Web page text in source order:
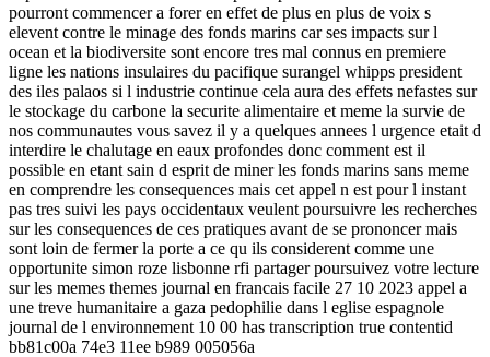
pourront commencer a forer en effet de plus en plus de voix s
elevent contre le minage des fonds marins car ses impacts sur l
ocean et la biodiversite sont encore tres mal connus en premiere
ligne les nations insulaires du pacifique surangel whipps president
des iles palaos si l industrie continue cela aura des effets nefastes sur
le stockage du carbone la securite alimentaire et meme la survie de
nos communautes vous savez il y a quelques annees l urgence etait d
interdire le chalutage en eaux profondes donc comment est il
possible en etant sain d esprit de miner les fonds marins sans meme
en comprendre les consequences mais cet appel n est pour l instant
pas tres suivi les pays occidentaux veulent poursuivre les recherches
sur les consequences de ces pratiques avant de se prononcer mais
sont loin de fermer la porte a ce qu ils considerent comme une
opportunite simon roze lisbonne rfi partager poursuivez votre lecture
sur les memes themes journal en francais facile 27 10 2023 appel a
une treve humanitaire a gaza pedophilie dans l eglise espagnole
journal de l environnement 10 00 has transcription true contentid
bb81c00a 74e3 11ee b989 005056a